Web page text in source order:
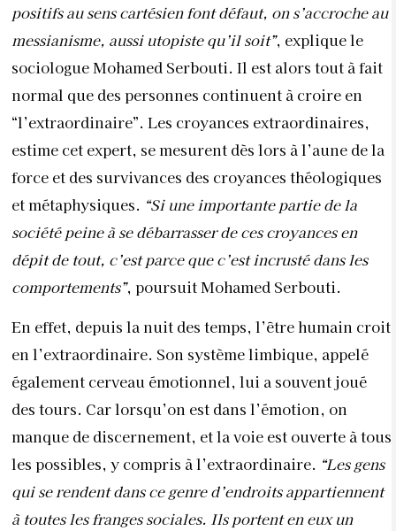
positifs au sens cartésien font défaut, on s’accroche au
messianisme, aussi utopiste qu’il soit”, explique le
sociologue Mohamed Serbouti. Il est alors tout à fait
normal que des personnes continuent à croire en
“l’extraordinaire”. Les croyances extraordinaires,
estime cet expert, se mesurent dès lors à l’aune de la
force et des survivances des croyances théologiques
et métaphysiques. “Si une importante partie de la
société peine à se débarrasser de ces croyances en
dépit de tout, c’est parce que c’est incrusté dans les
comportements”, poursuit Mohamed Serbouti.
En effet, depuis la nuit des temps, l’être humain croit
en l’extraordinaire. Son système limbique, appelé
également cerveau émotionnel, lui a souvent joué
des tours. Car lorsqu’on est dans l’émotion, on
manque de discernement, et la voie est ouverte à tous
les possibles, y compris à l’extraordinaire. “Les gens
qui se rendent dans ce genre d’endroits appartiennent
à toutes les franges sociales. Ils portent en eux un